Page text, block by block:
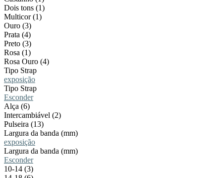
Dois tons (1)
Multicor (1)
Ouro (3)
Prata (4)
Preto (3)
Rosa (1)
Rosa Ouro (4)
Tipo Strap
exposição
Tipo Strap
Esconder
Alça (6)
Intercambiável (2)
Pulseira (13)
Largura da banda (mm)
exposição
Largura da banda (mm)
Esconder
10-14 (3)